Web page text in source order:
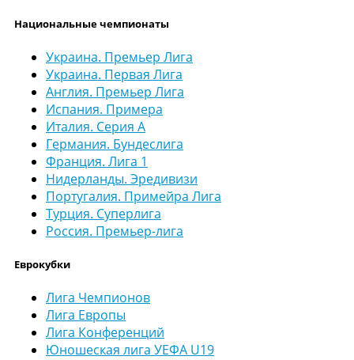
Национальные чемпионаты
Украина. Премьер Лига
Украина. Первая Лига
Англия. Премьер Лига
Испания. Примера
Италия. Серия А
Германия. Бундеслига
Франция. Лига 1
Нидерланды. Эредивизи
Португалия. Примейра Лига
Турция. Суперлига
Россия. Премьер-лига
Еврокубки
Лига Чемпионов
Лига Европы
Лига Конференций
Юношеская лига УЕФА U19